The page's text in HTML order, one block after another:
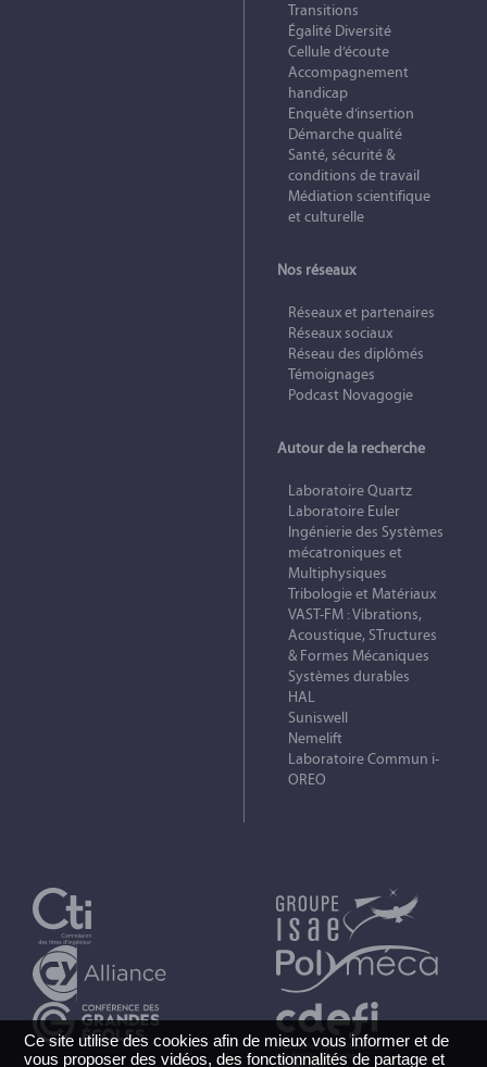
Transitions
Égalité Diversité
Cellule d’écoute
Accompagnement
handicap
Enquête d’insertion
Démarche qualité
Santé, sécurité &
conditions de travail
Médiation scientifique
et culturelle
Nos réseaux
Réseaux et partenaires
Réseaux sociaux
Réseau des diplômés
Témoignages
Podcast Novagogie
Autour de la recherche
Laboratoire Quartz
Laboratoire Euler
Ingénierie des Systèmes
mécatroniques et
Multiphysiques
Tribologie et Matériaux
VAST-FM : Vibrations,
Acoustique, STructures
& Formes Mécaniques
Systèmes durables
HAL
Suniswell
Nemelift
Laboratoire Commun i-
OREO
Ce site utilise des cookies afin de mieux vous informer et de
vous proposer des vidéos, des fonctionnalités de partage et